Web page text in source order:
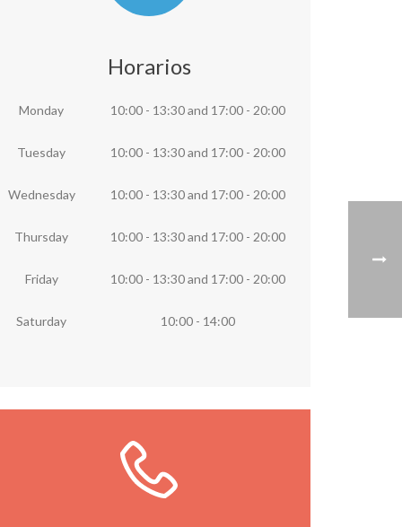
Horarios
Monday 10:00 - 13:30and 17:00 - 20:00
Tuesday 10:00 - 13:30and 17:00 - 20:00
Wednesday 10:00 - 13:30and 17:00 - 20:00
Thursday 10:00 - 13:30and 17:00 - 20:00
Friday 10:00 - 13:30and 17:00 - 20:00
Saturday 10:00 - 14:00
Llámanos ya
Llámanos directamente a la librería o